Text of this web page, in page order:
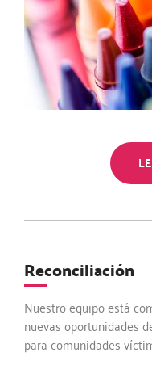
Reconciliación
Nuestro equipo está
nuevas oportunidades
para comunidades